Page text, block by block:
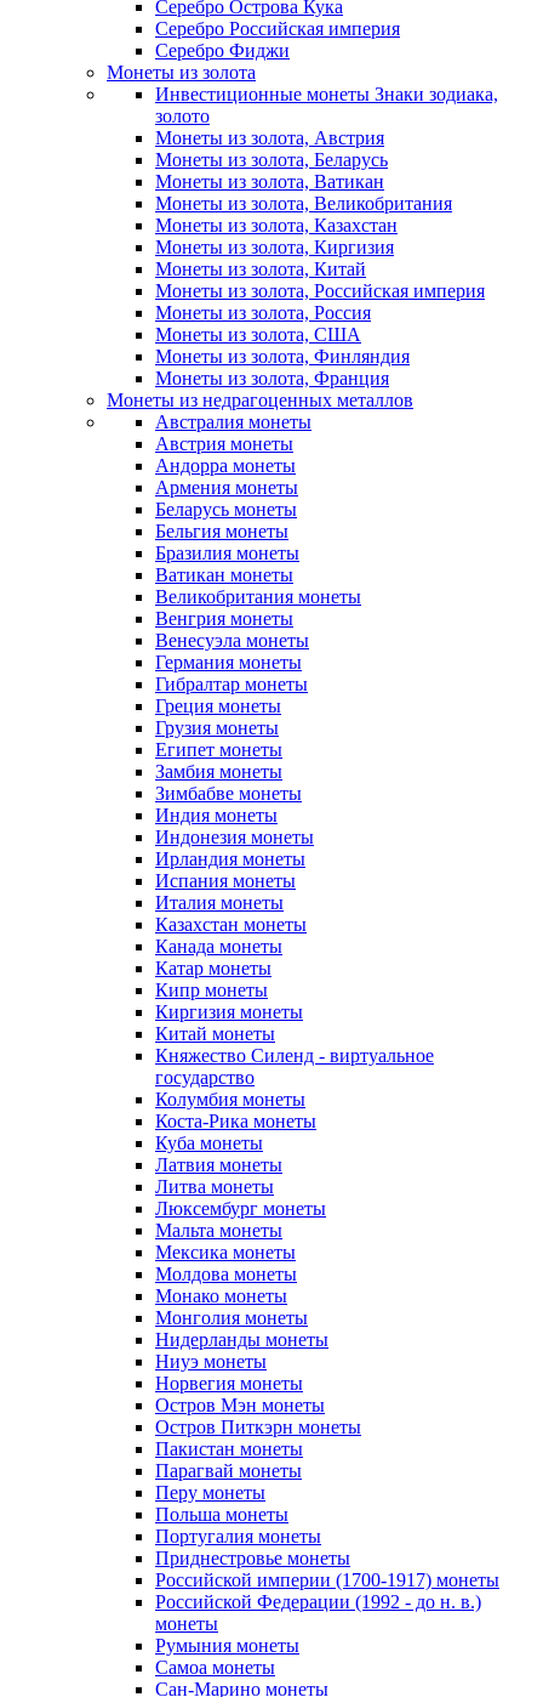
Серебро Острова Кука
Серебро Российская империя
Серебро Фиджи
Монеты из золота
Инвестиционные монеты Знаки зодиака,
золото
Монеты из золота, Австрия
Монеты из золота, Беларусь
Монеты из золота, Ватикан
Монеты из золота, Великобритания
Монеты из золота, Казахстан
Монеты из золота, Киргизия
Монеты из золота, Китай
Монеты из золота, Российская империя
Монеты из золота, Россия
Монеты из золота, США
Монеты из золота, Финляндия
Монеты из золота, Франция
Монеты из недрагоценных металлов
Австралия монеты
Австрия монеты
Андорра монеты
Армения монеты
Беларусь монеты
Бельгия монеты
Бразилия монеты
Ватикан монеты
Великобритания монеты
Венгрия монеты
Венесуэла монеты
Германия монеты
Гибралтар монеты
Греция монеты
Грузия монеты
Египет монеты
Замбия монеты
Зимбабве монеты
Индия монеты
Индонезия монеты
Ирландия монеты
Испания монеты
Италия монеты
Казахстан монеты
Канада монеты
Катар монеты
Кипр монеты
Киргизия монеты
Китай монеты
Княжество Силенд - виртуальное
государство
Колумбия монеты
Коста-Рика монеты
Куба монеты
Латвия монеты
Литва монеты
Люксембург монеты
Мальта монеты
Мексика монеты
Молдова монеты
Монако монеты
Монголия монеты
Нидерланды монеты
Ниуэ монеты
Норвегия монеты
Остров Мэн монеты
Остров Питкэрн монеты
Пакистан монеты
Парагвай монеты
Перу монеты
Польша монеты
Португалия монеты
Приднестровье монеты
Российской империи (1700-1917) монеты
Российской Федерации (1992 - до н. в.)
монеты
Румыния монеты
Самоа монеты
Сан-Марино монеты